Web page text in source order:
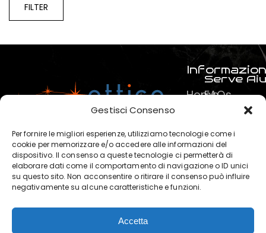
Gestisci Consenso
Per fornire le migliori esperienze, utilizziamo tecnologie come i
cookie per memorizzare e/o accedere alle informazioni del
dispositivo. Il consenso a queste tecnologie ci permetterà di
elaborare dati come il comportamento di navigazione o ID unici
su questo sito. Non acconsentire o ritirare il consenso può influire
negativamente su alcune caratteristiche e funzioni.
Accetta
FILTER
Home
Chi
siamo
?
Contatti
Serve
FAQs
Pagamenti
Termini e
Privacy &